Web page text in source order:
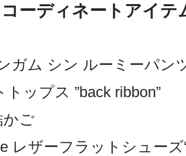
コーディネートアイテ
ガム シン ルーミーパン
トップス ”back ribbon”
かご
レザーフラットシューズ